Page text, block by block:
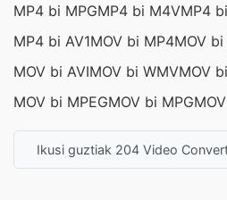
MP4 bi MPGMP4 bi M4VMP4
MP4 bi AV1MOV bi MP4MOV
MOV bi AVIMOV bi WMVMOV
MOV bi MPEGMOV bi MPG
Ikusi guztiak 204 Video